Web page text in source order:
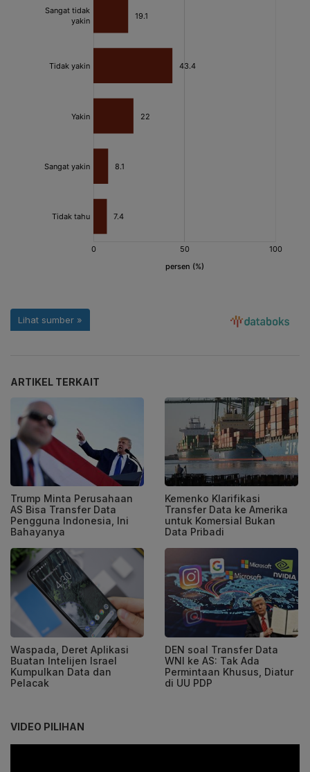
ARTIKEL TERKAIT
Trump Minta Perusahaan
AS Bisa Transfer Data
Pengguna Indonesia, Ini
Bahayanya
Kemenko Klarifikasi
Transfer Data ke Amerika
untuk Komersial Bukan
Data Pribadi
Waspada, Deret Aplikasi
Buatan Intelijen Israel
Kumpulkan Data dan
Pelacak
DEN soal Transfer Data
WNI ke AS: Tak Ada
Permintaan Khusus, Diatur
di UU PDP
VIDEO PILIHAN